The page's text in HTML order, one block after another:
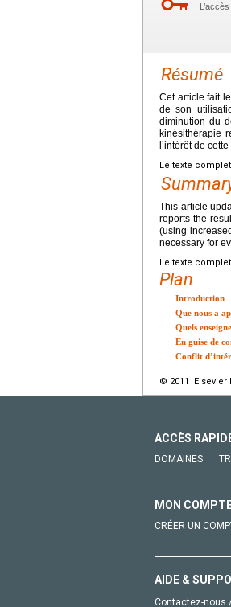
Résumé
Cet article fait
de son
diminution du
kinésithérapie
l’intérêt de
Le texte
This article
reports the
(using
necessary for
Le texte
Plan
Introduction
Que nous a
Quels
En guise de
Conflit
© 2011 Elsevier
ACCÈS
DOMAINES
MON
CRÉER UN
AIDE &
Contactez-nous